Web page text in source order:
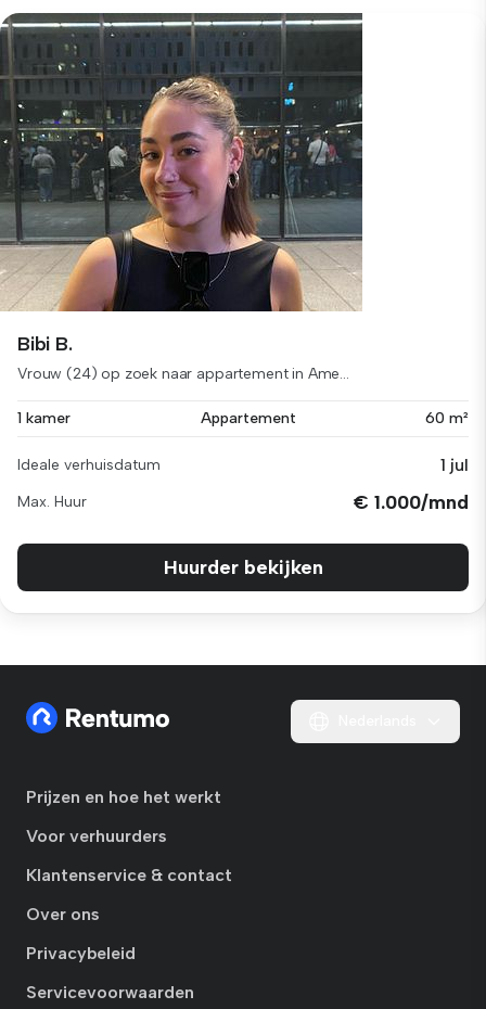
Bibi B.
Vrouw (24) op zoek naar appartement in Ame...
1 kamer Appartement 60 m²
Ideale verhuisdatum 1 jul
Max. Huur € 1.000/mnd
Huurder bekijken
Prijzen en hoe het werkt
Voor verhuurders
Klantenservice & contact
Over ons
Privacybeleid
Servicevoorwaarden